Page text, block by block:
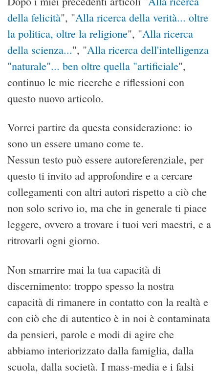
della felicità", "Alla ricerca della verità... oltre
la politica, oltre la religione", "Alla ricerca
della scienza...", "Alla ricerca dell'intelligenza
"naturale"... ben oltre quella "artificiale",
continuo le mie ricerche e riflessioni con
questo nuovo articolo.
Vorrei partire da questa considerazione: io
sono un essere umano come te.
Nessun testo può essere autoreferenziale, per
questo ti invito ad approfondire e a cercare
collegamenti con altri autori rispetto a ciò che
non solo scrivo io, ma che in generale ti piace
leggere, ovvero a trovare i tuoi veri maestri, e a
ritrovarli ogni giorno.
Non smarrire mai la tua capacità di
discernimento: troppo spesso la nostra
capacità di rimanere in contatto con la realtà e
con ciò che di autentico è in noi è contaminata
da pensieri, parole e modi di agire che
abbiamo interiorizzato dalla famiglia, dalla
scuola, dalla società. I mass-media e i falsi